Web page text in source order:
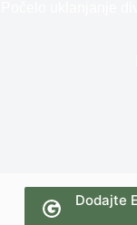
Dodajte